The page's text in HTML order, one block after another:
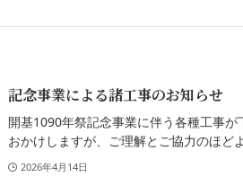
記念事業による諸工事のお知らせ
開基1090年祭記念事業に伴う各種工事
おかけしますが、ご理解とご協力のほど
2026年4月14日